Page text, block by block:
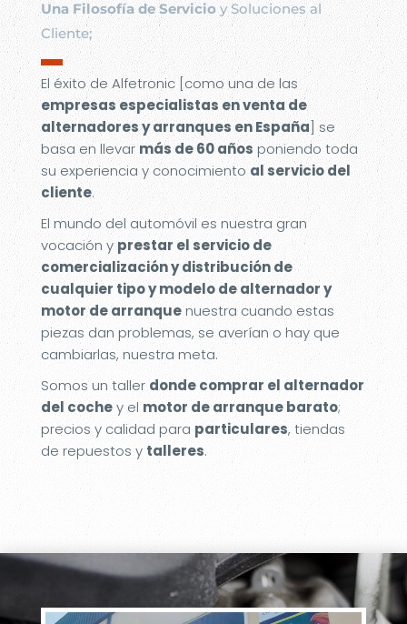
Una Filosofía de Servicioy Soluciones al
Cliente;
▬
El éxito de Alfetronic [como una de las
empresas especialistas en venta de
alternadores y arranques en España] se
basa en llevarmás de 60 años poniendo toda
su experiencia y conocimiento al servicio del
cliente.
El mundo del automóvil es nuestra gran
vocación y prestar el servicio de
comercialización y distribución de
cualquier tipo y modelo de alternador y
motor de arranquenuestra cuando estas
piezas dan problemas, se averían o hay que
cambiarlas, nuestra meta.
Somos un tallerdonde comprar el alternador
del cochey el motor de arranque barato;
precios y calidad para particulares, tiendas
de repuestos y talleres.